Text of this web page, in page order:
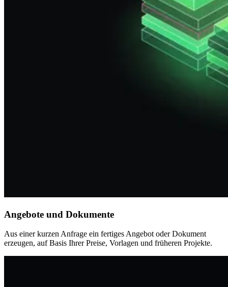
Angebote und Dokumente
Aus einer kurzen Anfrage ein fertiges Angebot oder Dokument
erzeugen, auf Basis Ihrer Preise, Vorlagen und früheren Projekte.